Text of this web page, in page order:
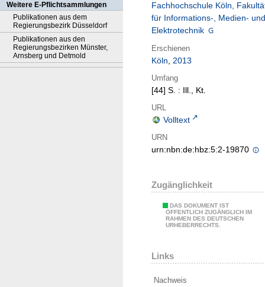
Weitere E-Pflichtsammlungen
Publikationen aus dem
Regierungsbezirk Düsseldorf
Publikationen aus den
Regierungsbezirken Münster,
Arnsberg und Detmold
Fachhochschule Köln,
für Informations-, Medien- und
Elektrotechnik
Erschienen
Köln, 2013
Umfang
[44] S. : Ill., Kt.
URL
Volltext
URN
urn:nbn:de:hbz:5:2-19870
Zugänglichkeit
DAS DOKUMENT IST
ÖFFENTLICH ZUGÄNGLICH IM
RAHMEN DES DEUTSCHEN
URHEBERRECHTS.
Links
Nachweis